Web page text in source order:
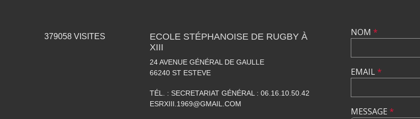
379058 VISITES
ECOLE STÉPHANOISE DE RUGBY À
XIII
24 AVENUE GÉNÉRAL DE GAULLE
66240 ST ESTEVE
TÉL. : SECRETARIAT GÉNÉRAL : 06.16.10.50.42
ESRXIII.1969@GMAIL.COM
NOM *
EMAIL*
MESSAGE *